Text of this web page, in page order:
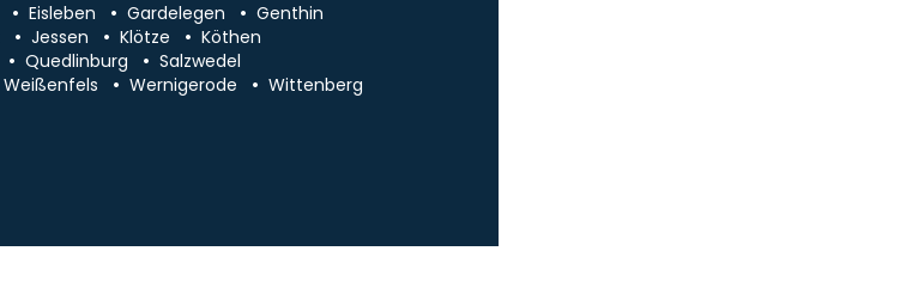
Eisleben Gardelegen
Genthin
Jessen Klötze
Köthen
Quedlinburg
Salzwedel
Weißenfels Wernigerode
Wittenberg